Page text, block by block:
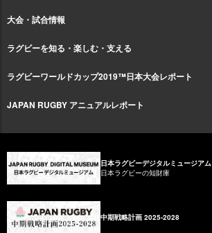
大会・試合情報
ラグビーを知る・楽しむ・支える
ラグビーワールドカップ2019™日本大会レポート
JAPAN RUGBY アニュアルレポート
日本ラグビーデジタルミュージアム
日本ラグビーの知財庫
中期戦略計画 2025-2028